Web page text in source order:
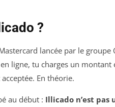
?
lancée par le groupe
ligne, tu charges un
En théorie.
au début : Illicado n’est